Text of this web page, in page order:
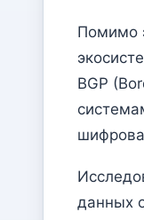
Помимо
BGP
данных